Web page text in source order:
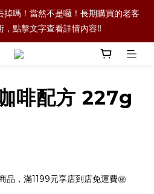
進行任何業務，請大家注意網路詐
騙‼️
掉嗎！當然不是囉！長期購買的老客
，點擊文字查看詳情內容‼️
進行任何業務，請大家注意網路詐
啡配方 227g
品，滿1199元享店到店免運費㊙️